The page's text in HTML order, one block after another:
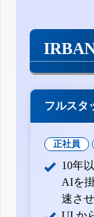
フルスタ
正社員
10年
AIを
速さ